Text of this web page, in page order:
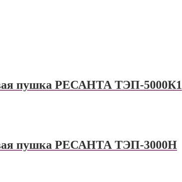
пушка РЕСАНТА ТЭП-5000К1
пушка РЕСАНТА ТЭП-3000Н